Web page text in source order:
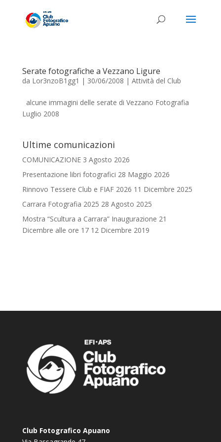
Serate fotografiche a Vezzano Ligure
da Lor3nzoB1gg1 | 30/06/2008 | Attività del Club
alcune immagini delle serate di Vezzano Fotografia
Luglio 2008
Ultime comunicazioni
COMUNICAZIONE 3 Agosto 2026
Presentazione libri fotografici 28 Maggio 2026
Rinnovo Tessere Club e FIAF 2026 11 Dicembre 2025
Carrara Fotografia 2025 28 Agosto 2025
Mostra “Scultura a Carrara” Inaugurazione 21
Dicembre alle ore 17 12 Dicembre 2019
Club Fotografico Apuano